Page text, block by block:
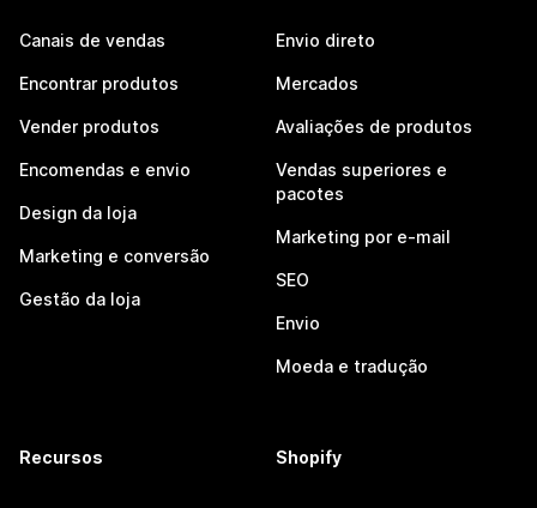
Canais de vendas
Encontrar produtos
Vender produtos
Encomendas e envio
Design da loja
Marketing e conversão
Gestão da loja
Envio direto
Mercados
Avaliações de produtos
Vendas superiores e
pacotes
Marketing por e-mail
SEO
Envio
Moeda e tradução
Recursos Shopify